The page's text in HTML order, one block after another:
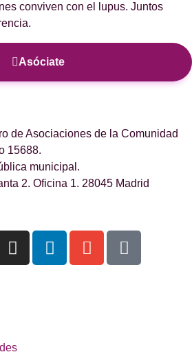
conviven con el lupus. Juntos
Asóciate
de Asociaciones de la Comunidad
15688.
municipal.
2. Oficina 1. 28045 Madrid